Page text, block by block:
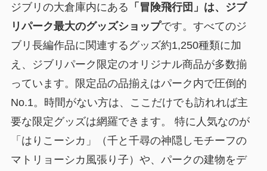
ジブリの大倉庫内にある 「冒険飛行団」は、ジブ
リパーク最大のグッズショップです。すべてのジ
ブリ長編作品に関連するグッズ約1,250種類に加
え、ジブリパーク限定のオリジナル商品が多数揃
っています。限定品の品揃えはパーク内で圧倒的
No.1。時間がない方は、ここだけでも訪れれば主
要な限定グッズは網羅できます。 特に人気なのが
「はりこーシカ」（千と千尋の神隠しモチーフの
マトリョーシカ風張り子）や、パークの建物をデ